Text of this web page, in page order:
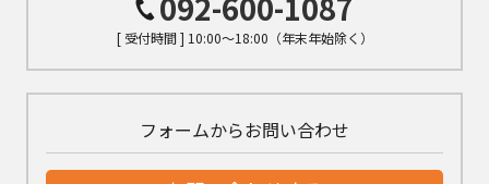
[ 受付時間 ] 10:00～18:00（年末年始除く）
フォームからお問い合わせ